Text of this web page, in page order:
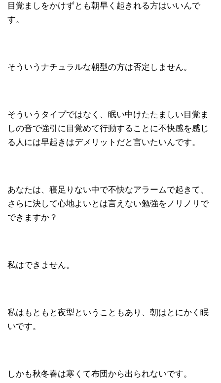
目覚ましをかけずとも朝早く起きれる方はいいんで
す。
そういうナチュラルな朝型の方は否定しません。
そういうタイプではなく、眠い中けたたましい目覚ま
しの音で強引に目覚めて行動することに不快感を感じ
る人には早起きはデメリットだと言いたいんです。
あなたは、寝足りない中で不快なアラームで起きて、
さらに決して心地よいとは言えない勉強をノリノリで
できますか？
私はできません。
私はもともと夜型ということもあり、朝はとにかく眠
いです。
しかも秋冬春は寒くて布団から出られないです。